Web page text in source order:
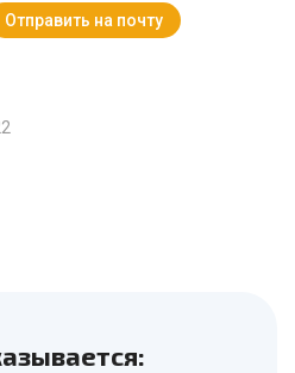
Отправить на почту